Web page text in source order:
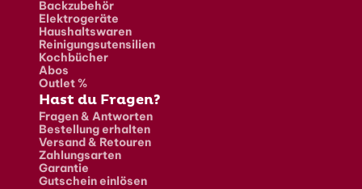
Backzubehör
Elektrogeräte
Haushaltswaren
Reinigungsutensilien
Kochbücher
Abos
Outlet %
Hast du Fragen?
Fragen & Antworten
Bestellung erhalten
Versand & Retouren
Zahlungsarten
Garantie
Gutschein einlösen